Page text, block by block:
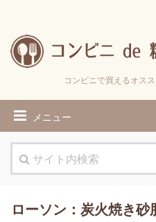
コンビニで買えるオス
メニュー
ローソン：炭火焼き砂